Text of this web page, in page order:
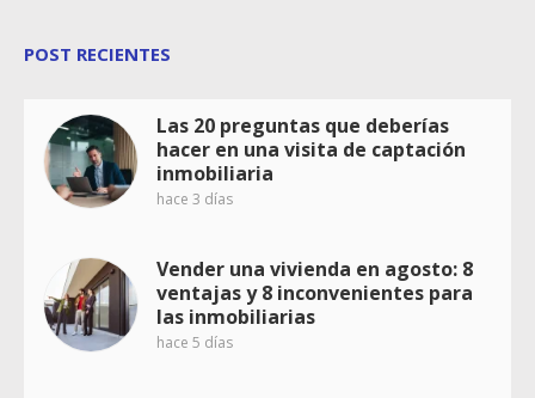
POST RECIENTES
Las 20 preguntas que deberías
hacer en una visita de captación
inmobiliaria
hace 3 días
Vender una vivienda en agosto: 8
ventajas y 8 inconvenientes para
las inmobiliarias
hace 5 días